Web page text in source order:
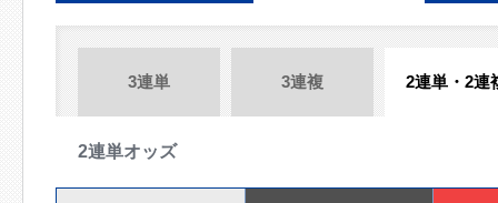
3連単 3連複 2連単・2連
2連単オッズ